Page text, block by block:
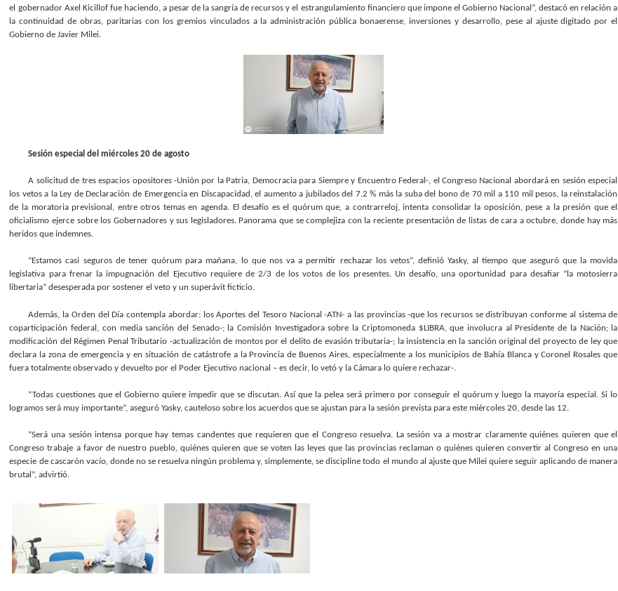
el gobernador Axel Kicillof fue haciendo, a pesar de la sangría de recursos y el estrangulamiento financiero que impone el Gobierno Nacional”, destacó en relación a
la continuidad de obras, paritarias con los gremios vinculados a la administración pública bonaerense, inversiones y desarrollo, pese al ajuste digitado por el
Gobierno de Javier Milei.
Sesión especial del miércoles 20 de agosto
A solicitud de tres espacios opositores -Unión por la Patria, Democracia para Siempre y Encuentro Federal-, el Congreso Nacional abordará en sesión especial
los vetos a la Ley de Declaración de Emergencia en Discapacidad, el aumento a jubilados del 7.2 % más la suba del bono de 70 mil a 110 mil pesos, la reinstalación
de la moratoria previsional, entre otros temas en agenda. El desafío es el quórum que, a contrarreloj, intenta consolidar la oposición, pese a la presión que el
oficialismo ejerce sobre los Gobernadores y sus legisladores. Panorama que se complejiza con la reciente presentación de listas de cara a octubre, donde hay más
heridos que indemnes.
“Estamos casi seguros de tener quórum para mañana, lo que nos va a permitir rechazar los vetos”, definió Yasky, al tiempo que aseguró que la movida
legislativa para frenar la impugnación del Ejecutivo requiere de 2/3 de los votos de los presentes. Un desafío, una oportunidad para desafiar “la motosierra
libertaria” desesperada por sostener el veto y un superávit ficticio.
Además, la Orden del Día contempla abordar: los Aportes del Tesoro Nacional -ATN- a las provincias -que los recursos se distribuyan conforme al sistema de
coparticipación federal, con media sanción del Senado-; la Comisión Investigadora sobre la Criptomoneda $LIBRA, que involucra al Presidente de la Nación; la
modificación del Régimen Penal Tributario -actualización de montos por el delito de evasión tributaria-; la insistencia en la sanción original del proyecto de ley que
declara la zona de emergencia y en situación de catástrofe a la Provincia de Buenos Aires, especialmente a los municipios de Bahía Blanca y Coronel Rosales que
fuera totalmente observado y devuelto por el Poder Ejecutivo nacional – es decir, lo vetó y la Cámara lo quiere rechazar-.
“Todas cuestiones que el Gobierno quiere impedir que se discutan. Así que la pelea será primero por conseguir el quórum y luego la mayoría especial. Si lo
logramos será muy importante”, aseguró Yasky, cauteloso sobre los acuerdos que se ajustan para la sesión prevista para este miércoles 20, desde las 12.
“Será una sesión intensa porque hay temas candentes que requieren que el Congreso resuelva. La sesión va a mostrar claramente quiénes quieren que el
Congreso trabaje a favor de nuestro pueblo, quiénes quieren que se voten las leyes que las provincias reclaman o quiénes quieren convertir al Congreso en una
especie de cascarón vacío, donde no se resuelva ningún problema y, simplemente, se discipline todo el mundo al ajuste que Milei quiere seguir aplicando de manera
brutal”, advirtió.